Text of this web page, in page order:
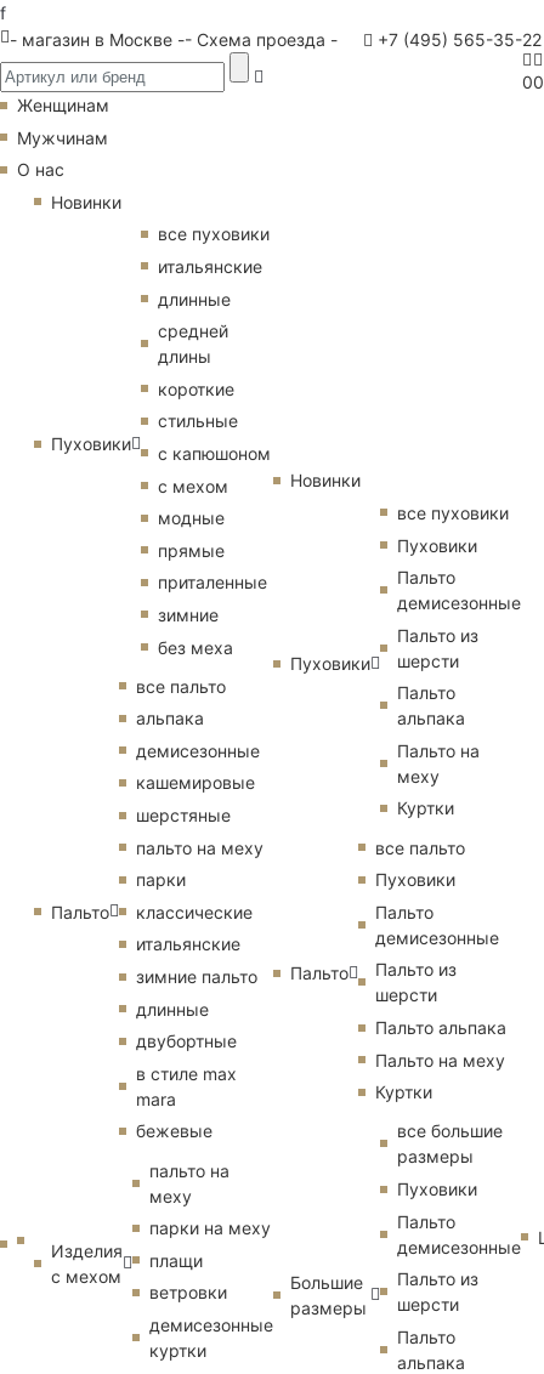
f
- магазин в Москве -- Схема проезда - +7 (495) 565-35-22
00
Женщинам
Мужчинам
О нас
Новинки
Пуховики
все пуховики
итальянские
длинные
средней
длины
короткие
стильные
с капюшоном
с мехом
модные
прямые
приталенные
зимние
без меха
Пальто
все пальто
альпака
демисезонные
кашемировые
шерстяные
пальто на меху
парки
классические
итальянские
зимние пальто
длинные
двубортные
в стиле max
mara
бежевые
Изделия
с мехом
пальто на
меху
парки на меху
плащи
ветровки
демисезонные
куртки
Новинки
Пуховики
все пуховики
Пуховики
Пальто
демисезонные
Пальто из
шерсти
Пальто
альпака
Пальто на
меху
Куртки
Пальто
все пальто
Пуховики
Пальто
демисезонные
Пальто из
шерсти
Пальто альпака
Пальто на меху
Куртки
Большие
размеры
все большие
размеры
Пуховики
Пальто
демисезонные
Пальто из
шерсти
Пальто
альпака